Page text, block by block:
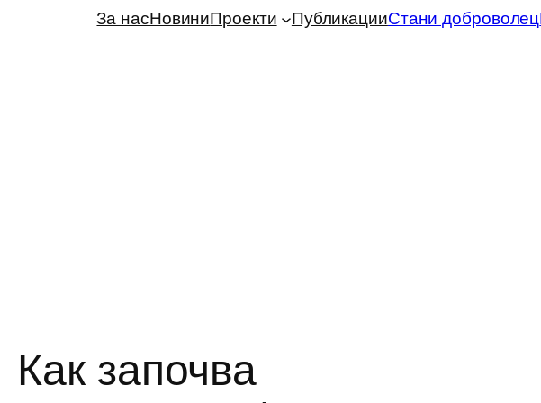
За насНовиниПроекти ПубликацииСтани доброволец
Как започва